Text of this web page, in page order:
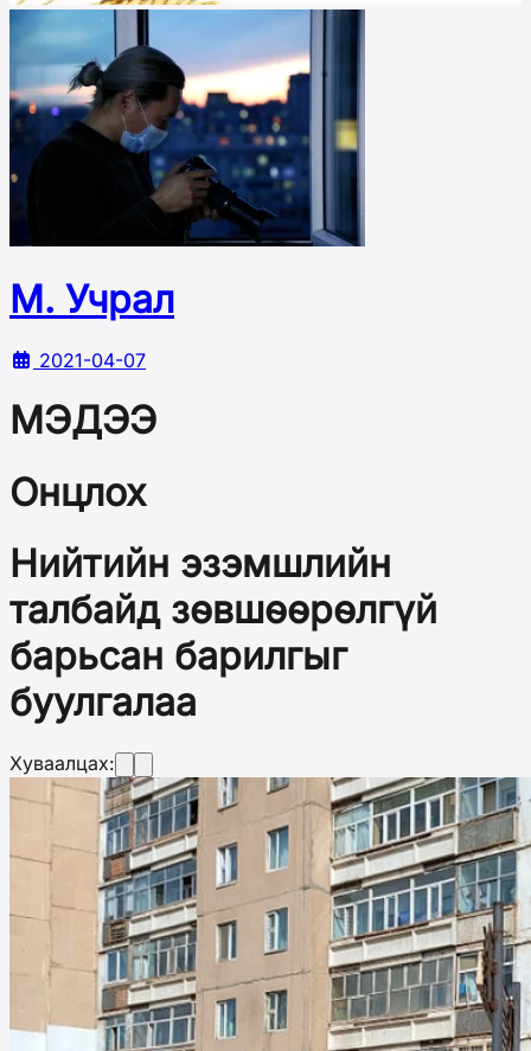
М. Учрал
2021-04-07
МЭДЭЭ
Онцлох
Нийтийн эзэмшлийн
талбайд зөвшөөрөлгүй
барьсан барилгыг
буулгалаа
Хуваалцах: